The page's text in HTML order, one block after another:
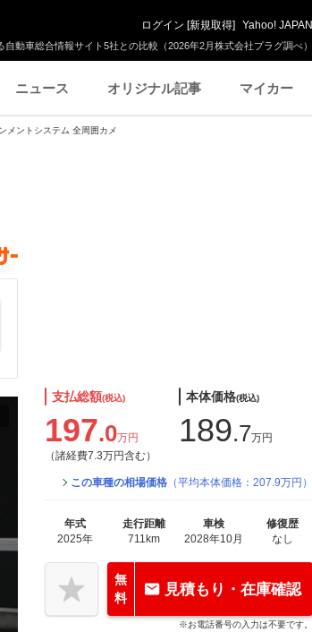
動車総合情報サイト5社との比較（2026年2月株式会社プラグ調べ）
ログイン [新規取得] Yahoo! JAPAN
ニュース オリジナル記事 マイカー
メントシステム 全周囲カメ
支払総額(税込)
197.0万円
（諸経費7.3万円含む）
本体価格(税込)
189.7万円
この車種の相場価格 （平均本体価格：207.9万円）
年式
2025年
走行距離
711km
車検
2028年10月
修復歴
なし
無
料
見積もり・在庫確認
※お電話番号の入力は不要です。